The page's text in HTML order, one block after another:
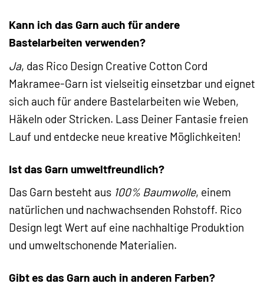
Kann ich das Garn auch für andere
Bastelarbeiten verwenden?
Ja, das Rico Design Creative Cotton Cord
Makramee-Garn ist vielseitig einsetzbar und eignet
sich auch für andere Bastelarbeiten wie Weben,
Häkeln oder Stricken. Lass Deiner Fantasie freien
Lauf und entdecke neue kreative Möglichkeiten!
Ist das Garn umweltfreundlich?
Das Garn besteht aus 100% Baumwolle, einem
natürlichen und nachwachsenden Rohstoff. Rico
Design legt Wert auf eine nachhaltige Produktion
und umweltschonende Materialien.
Gibt es das Garn auch in anderen Farben?